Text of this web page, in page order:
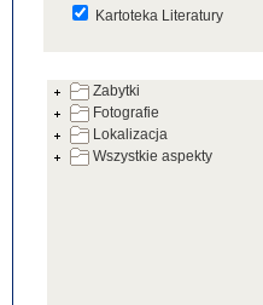
Kartoteka Literatury
Kartoteka Warsztatów
Kartoteka Zabytków
Zabytki
Fotografie
Lokalizacja
Wszystkie aspekty